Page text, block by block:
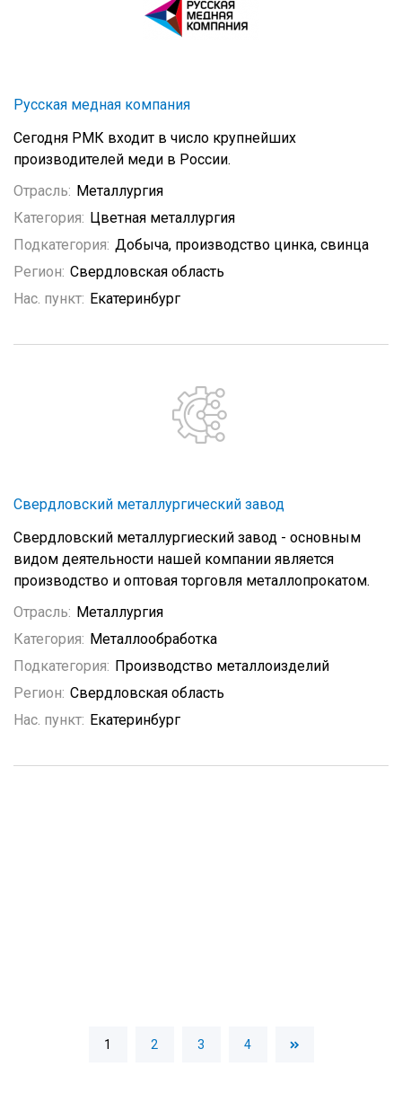
Русская медная компания
Сегодня РМК входит в число крупнейших
производителей меди в России.
Отрасль: Металлургия
Категория: Цветная металлургия
Подкатегория: Добыча, производство цинка, свинца
Регион: Свердловская область
Нас. пункт: Екатеринбург
Свердловский металлургический завод
Свердловский металлургиеский завод - основным
видом деятельности нашей компании является
производство и оптовая торговля металлопрокатом.
Отрасль: Металлургия
Категория: Металлообработка
Подкатегория: Производство металлоизделий
Регион: Свердловская область
Нас. пункт: Екатеринбург
1 2 3 4